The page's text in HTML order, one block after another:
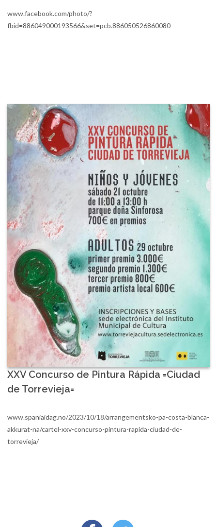
www.facebook.com/photo/?
fbid=886049000193566&set=pcb.886050526860080
XXV Concurso de Pintura Rápida =Ciudad
de Torrevieja=
www.spaniaidag.no/2023/10/18/arrangementsko-pa-costa-blanca-
akkurat-na/cartel-xxv-concurso-pintura-rapida-ciudad-de-
torrevieja/